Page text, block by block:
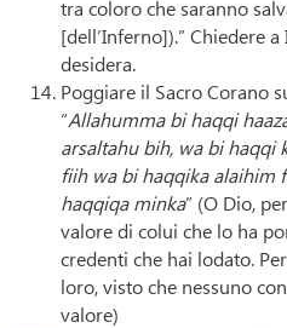
tra coloro che saranno
[dell’Inferno]).” Chiedere
desidera.
Poggiare il Sacro Corano
“Allahumma bi haqqi
arsaltahu bih, wa bi haqqi
fiih wa bi haqqika alaihim
haqqiqa minka” (O Dio,
valore di colui che lo ha
credenti che hai lodato.
loro, visto che nessuno
valore)